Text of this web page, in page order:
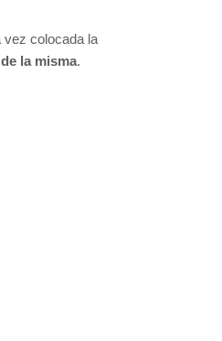
vez colocada la
la misma.